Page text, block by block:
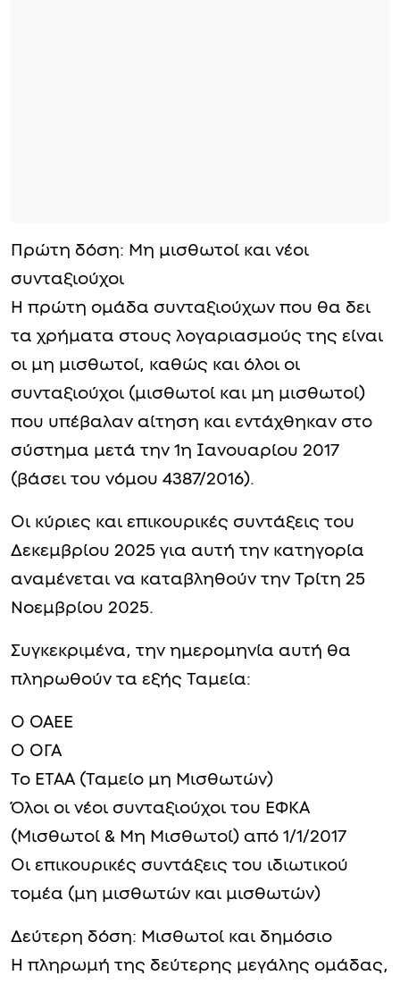
Πρώτη δόση: Μη μισθωτοί και νέοι
συνταξιούχοι
Η πρώτη ομάδα συνταξιούχων που θα δει
τα χρήματα στους λογαριασμούς της είναι
οι μη μισθωτοί, καθώς και όλοι οι
συνταξιούχοι (μισθωτοί και μη μισθωτοί)
που υπέβαλαν αίτηση και εντάχθηκαν στο
σύστημα μετά την 1η Ιανουαρίου 2017
(βάσει του νόμου 4387/2016).
Οι κύριες και επικουρικές συντάξεις του
Δεκεμβρίου 2025 για αυτή την κατηγορία
αναμένεται να καταβληθούν την Τρίτη 25
Νοεμβρίου 2025.
Συγκεκριμένα, την ημερομηνία αυτή θα
πληρωθούν τα εξής Ταμεία:
Ο ΟΑΕΕ
Ο ΟΓΑ
Το ΕΤΑΑ (Ταμείο μη Μισθωτών)
Όλοι οι νέοι συνταξιούχοι του ΕΦΚΑ
(Μισθωτοί & Μη Μισθωτοί) από 1/1/2017
Οι επικουρικές συντάξεις του ιδιωτικού
τομέα (μη μισθωτών και μισθωτών)
Δεύτερη δόση: Μισθωτοί και δημόσιο
Η πληρωμή της δεύτερης μεγάλης ομάδας,